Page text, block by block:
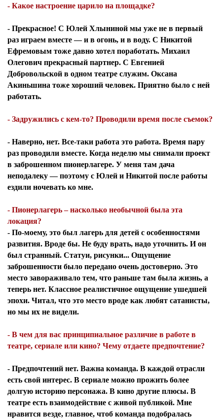
- Какое настроение царило на площадке?
- Прекрасное! С Юлей Хлыниной мы уже не в первый
раз играем вместе — и в огонь, и в воду. С Никитой
Ефремовым тоже давно хотел поработать. Михаил
Олегович прекрасный партнер. С Евгенией
Добровольской в одном театре служим. Оксана
Акиньшина тоже хороший человек. Приятно было с ней
работать.
- Задружились с кем-то? Проводили время после съемок?
- Наверно, нет. Все-таки работа это работа. Время пару
раз проводили вместе. Когда неделю мы снимали проект
в заброшенном пионерлагере. У меня там дача
неподалеку — поэтому с Юлей и Никитой после работы
ездили ночевать ко мне.
- Пионерлагерь – насколько необычной была эта
локация?
- По-моему, это был лагерь для детей с особенностями
развития. Вроде бы. Не буду врать, надо уточнить. И он
был странный. Статуи, рисунки... Ощущение
заброшенности было передано очень достоверно. Это
место завораживало тем, что раньше там была жизнь, а
теперь нет. Классное реалистичное ощущение ушедшей
эпохи. Читал, что это место вроде как любят сатанисты,
но мы их не видели.
- В чем для вас принципиальное различие в работе в
театре, сериале или кино? Чему отдаете предпочтение?
- Предпочтений нет. Важна команда. В каждой отрасли
есть свой интерес. В сериале можно прожить более
долгую историю персонажа. В кино другие плюсы. В
театре есть взаимодействие с живой публикой. Мне
нравится везде, главное, чтоб команда подобралась